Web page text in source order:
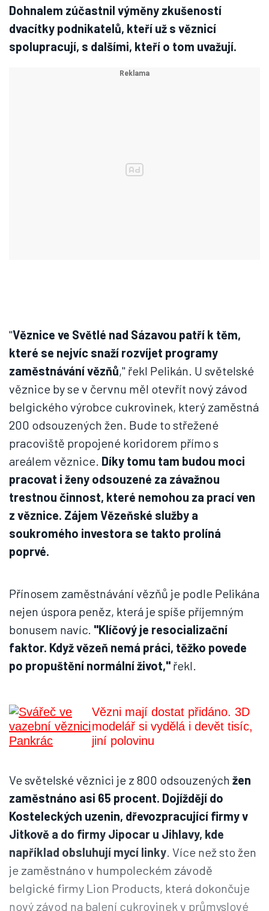
Dohnalem zúčastnil výměny zkušeností
dvacítky podnikatelů, kteří už s věznicí
spolupracují, s dalšími, kteří o tom uvažují.
"Věznice ve Světlé nad Sázavou patří k těm,
které se nejvíc snaží rozvíjet programy
zaměstnávání vězňů," řekl Pelikán. U světelské
věznice by se v červnu měl otevřít nový závod
belgického výrobce cukrovinek, který zaměstná
200 odsouzených žen. Bude to střežené
pracoviště propojené koridorem přímo s
areálem věznice. Díky tomu tam budou moci
pracovat i ženy odsouzené za závažnou
trestnou činnost, které nemohou za prací ven
z věznice. Zájem Vězeňské služby a
soukromého investora se takto prolíná
poprvé.
Přínosem zaměstnávání vězňů je podle Pelikána
nejen úspora peněz, která je spíše příjemným
bonusem navíc. "Klíčový je resocializační
faktor. Když vězeň nemá práci, těžko povede
po propuštění normální život," řekl.
Vězni mají dostat přidáno. 3D
modelář si vydělá i devět tisíc,
jiní polovinu
Ve světelské věznici je z 800 odsouzených žen
zaměstnáno asi 65 procent. Dojíždějí do
Kosteleckých uzenin, dřevozpracující firmy v
Jitkově a do firmy Jipocar u Jihlavy, kde
například obsluhují mycí linky. Více než sto žen
je zaměstnáno v humpoleckém závodě
belgické firmy Lion Products, která dokončuje
nový závod na balení cukrovinek v průmyslové